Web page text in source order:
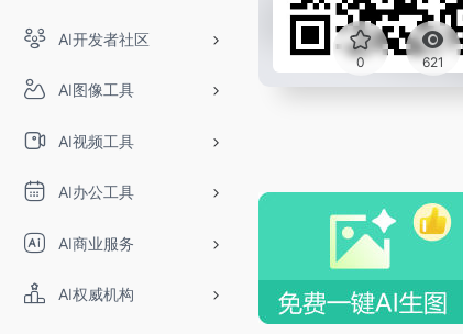
AI开发者社区
AI图像工具
AI视频工具
AI办公工具
AI商业服务
AI权威机构
0 621